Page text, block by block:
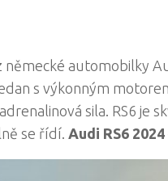
německé automobilky
s výkonným
sila. RS6
se řídí. Audi RS6 2024